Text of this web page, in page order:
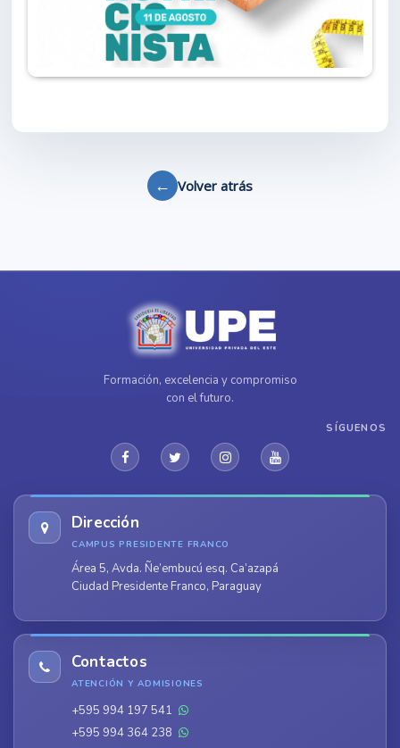
← Volver atrás
Formación, excelencia y compromiso
con el futuro.
SÍGUENOS
Dirección
CAMPUS PRESIDENTE FRANCO
Área 5, Avda. Ñe’embucú esq. Ca’azapá
Ciudad Presidente Franco, Paraguay
Contactos
ATENCIÓN Y ADMISIONES
+595 994 197 541
+595 994 364 238